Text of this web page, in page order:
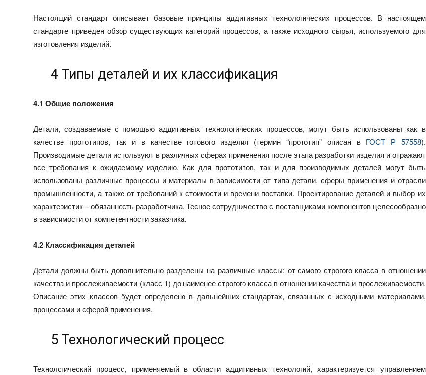
Настоящий стандарт описывает базовые принципы аддитивных технологических процессов. В настоящем
стандарте приведен обзор существующих категорий процессов, а также исходного сырья, используемого для
изготовления изделий.
4 Типы деталей и их классификация
4.1 Общие положения
Детали, создаваемые с помощью аддитивных технологических процессов, могут быть использованы как в
качестве прототипов, так и в качестве готового изделия (термин “прототип” описан в ГОСТ Р 57558).
Производимые детали используют в различных сферах применения после этапа разработки изделия и отражают
все требования к ожидаемому изделию. Как для прототипов, так и для производимых деталей могут быть
использованы различные процессы и материалы в зависимости от типа детали, сферы применения и отрасли
промышленности, а также от требований к стоимости и времени поставки. Проектирование деталей и выбор их
характеристик – обязанность разработчика. Тесное сотрудничество с поставщиками компонентов целесообразно
в зависимости от компетентности заказчика.
4.2 Классификация деталей
Детали должны быть дополнительно разделены на различные классы: от самого строгого класса в отношении
качества и прослеживаемости (класс 1) до наименее строгого класса в отношении качества и прослеживаемости.
Описание этих классов будет определено в дальнейших стандартах, связанных с исходными материалами,
процессами и сферой применения.
5 Технологический процесс
Технологический процесс, применяемый в области аддитивных технологий, характеризуется управлением